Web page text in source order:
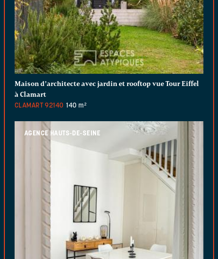
Maison d’architecte avec jardin et rooftop vue Tour Eiffel
à Clamart
CLAMART 92140 140 m²
AGENCE HAUTS-DE-SEINE